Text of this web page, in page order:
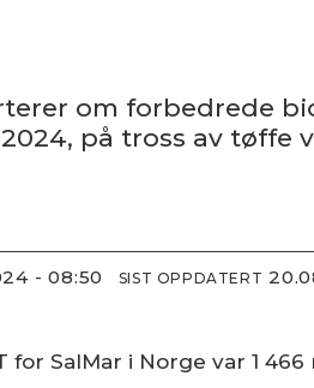
om forbedrede
på tross av
- 08:50 SIST OPPDATERT
for SalMar i Norge var 1